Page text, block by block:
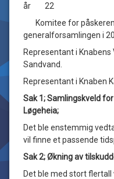
år 22
Komitee for
generalforsamlingen i
Representant i Knabens
Sandvand.
Representant i Knaben
Sak 1; Samlingskveld
Løgeheia;
Det ble enstemmig
vil finne et passende
Sak 2; Økning av
Det ble med stort